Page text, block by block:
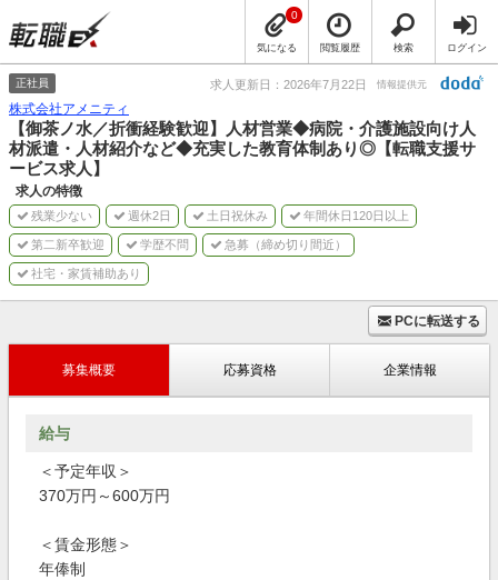
気になる
0
閲覧履歴 検索 ログイン
正社員 求人更新日：2026年7月22日 情報提供元
株式会社アメニティ
【御茶ノ水／折衝経験歓迎】人材営業◆病院・介護施設向け人
材派遣・人材紹介など◆充実した教育体制あり◎【転職支援サ
ービス求人】
求人の特徴
残業少ない 週休2日 土日祝休み 年間休日120日以上
第二新卒歓迎 学歴不問 急募（締め切り間近）
社宅・家賃補助あり
PCに転送する
募集概要 応募資格 企業情報
給与
＜予定年収＞
370万円～600万円
＜賃金形態＞
年俸制